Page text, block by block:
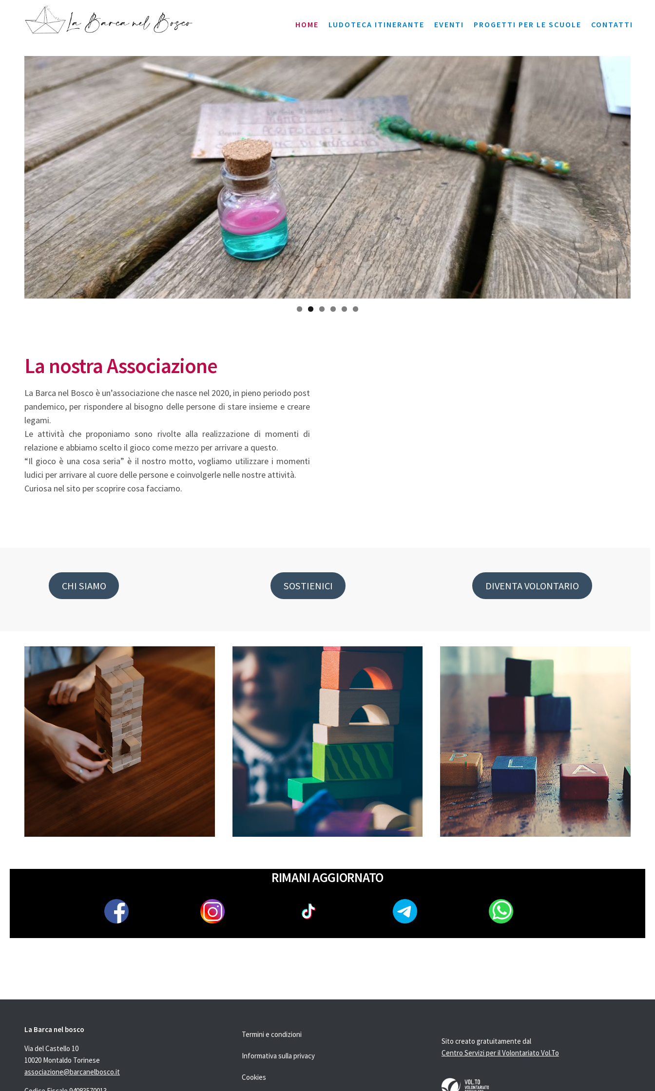
Salta al contenuto
HOME
LUDOTECA ITINERANTE EVENTI PROGETTI PER LE SCUOLE CONTATTI
La nostra Associazione
La Barca nel Bosco è un’associazione che nasce nel 2020, in pieno periodo post
pandemico, per rispondere al bisogno delle persone di stare insieme e creare
legami.
Le attività che proponiamo sono rivolte alla realizzazione di momenti di
relazione e abbiamo scelto il gioco come mezzo per arrivare a questo.
“Il gioco è una cosa seria” è il nostro motto, vogliamo utilizzare i momenti
ludici per arrivare al cuore delle persone e coinvolgerle nelle nostre attività.
Curiosa nel sito per scoprire cosa facciamo.
CHI SIAMO SOSTIENICI DIVENTA VOLONTARIO
RIMANI AGGIORNATO
La Barca nel bosco
Via del Castello 10
10020 Montaldo Torinese
associazione@barcanelbosco.it
Termini e condizioni
Informativa sulla privacy
Cookies
Sito creato gratuitamente dal
Centro Servizi per il Volontariato Vol.To